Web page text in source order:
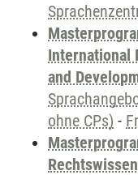
International
and
ohne CPs) -